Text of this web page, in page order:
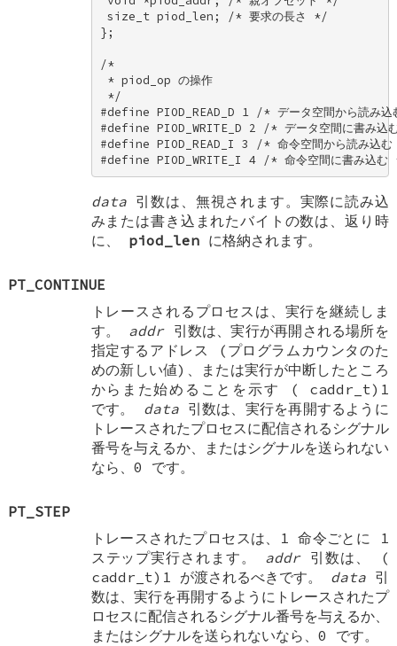
size_t piod_len; /* 要求の長さ */
};
/*
* piod_op の操作
*/
#define PIOD_READ_D 1 /* データ空間から読み
#define PIOD_WRITE_D 2 /* データ空間に書み
#define PIOD_READ_I 3 /* 命令空間から読み込
#define PIOD_WRITE_I 4 /* 命令空間に書み込
data引数は、無視されます。実際に読み込
みまたは書き込まれたバイトの数は、返り時
に、 piod_lenに格納されます。
PT_CONTINUE
トレースされるプロセスは、実行を継続しま
す。 addr引数は、実行が再開される場所を
指定するアドレス (プログラムカウンタのた
めの新しい値)、または実行が中断したところ
からまた始めることを示す ( caddr_t)1
です。 data引数は、実行を再開するように
トレースされたプロセスに配信されるシグナル
番号を与えるか、またはシグナルを送られない
なら、0 です。
PT_STEP
トレースされたプロセスは、1 命令ごとに 1
ステップ実行されます。 addr引数は、 (
caddr_t)1 が渡されるべきです。 data引
数は、実行を再開するようにトレースされたプ
ロセスに配信されるシグナル番号を与えるか、
またはシグナルを送られないなら、0 です。